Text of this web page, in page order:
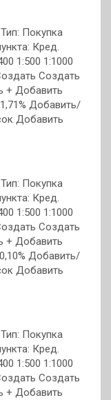
Покупка
Кред.
1:500 1:1000
Создать
+ Добавить
Добавить/
Добавить
Покупка
Кред.
1:500 1:1000
Создать
+ Добавить
Добавить/
Добавить
Покупка
Кред.
1:500 1:1000
Создать
+ Добавить